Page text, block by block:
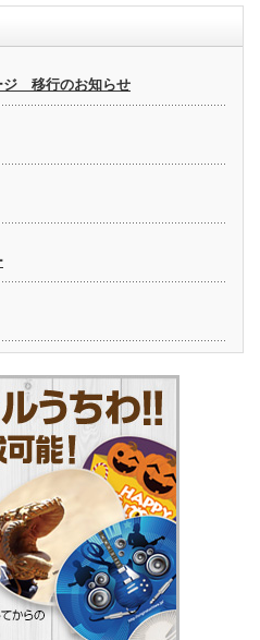
ジ 移行のお知らせ